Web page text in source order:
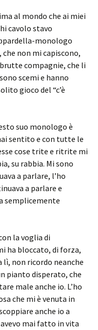
al mondo che ai miei
cavolo stavo
monologo
non mi capiscono,
compagnie, che li
scemi e hanno
gioco del “c’è
suo monologo è
sentito e con tutte le
cose trite e ritrite mi
su rabbia. Mi sono
a parlare, l’ho
a parlare e
semplicemente
la voglia di
ha bloccato, di forza,
lì, non ricordo neanche
pianto disperato, che
male anche io. L’ho
che mi è venuta in
anche io a
mai fatto in vita